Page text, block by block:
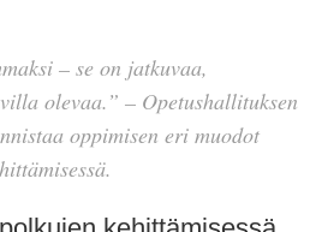
– se on jatkuvaa,
olevaa.” – Opetushallituksen
oppimisen eri muodot